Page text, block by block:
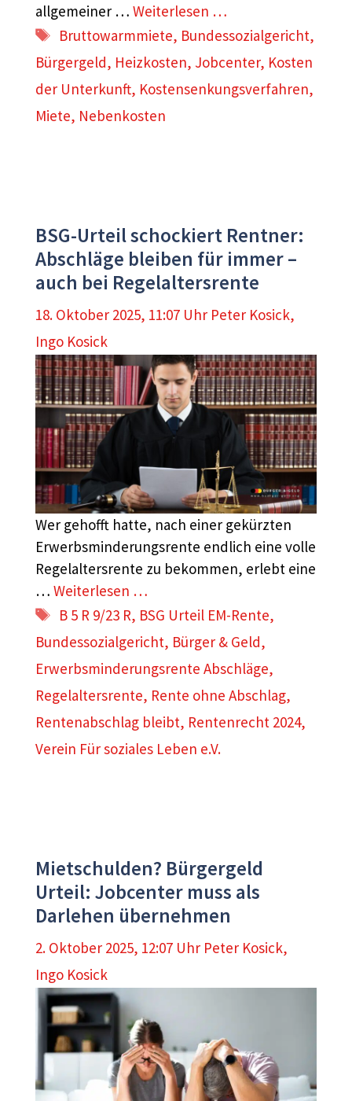
allgemeiner … Weiterlesen …
Schlagwörter
Bruttowarmmiete, Bundessozialgericht,
Bürgergeld, Heizkosten, Jobcenter, Kosten
der Unterkunft, Kostensenkungsverfahren,
Miete, Nebenkosten
BSG-Urteil schockiert Rentner:
Abschläge bleiben für immer –
auch bei Regelaltersrente
18. Oktober 2025, 11:07 Uhr Peter Kosick,
Ingo Kosick
Wer gehofft hatte, nach einer gekürzten
Erwerbsminderungsrente endlich eine volle
Regelaltersrente zu bekommen, erlebt eine
… Weiterlesen …
Schlagwörter
B 5 R 9/23 R, BSG Urteil EM-Rente,
Bundessozialgericht, Bürger & Geld,
Erwerbsminderungsrente Abschläge,
Regelaltersrente, Rente ohne Abschlag,
Rentenabschlag bleibt, Rentenrecht 2024,
Verein Für soziales Leben e.V.
Mietschulden? Bürgergeld
Urteil: Jobcenter muss als
Darlehen übernehmen
2. Oktober 2025, 12:07 Uhr Peter Kosick,
Ingo Kosick